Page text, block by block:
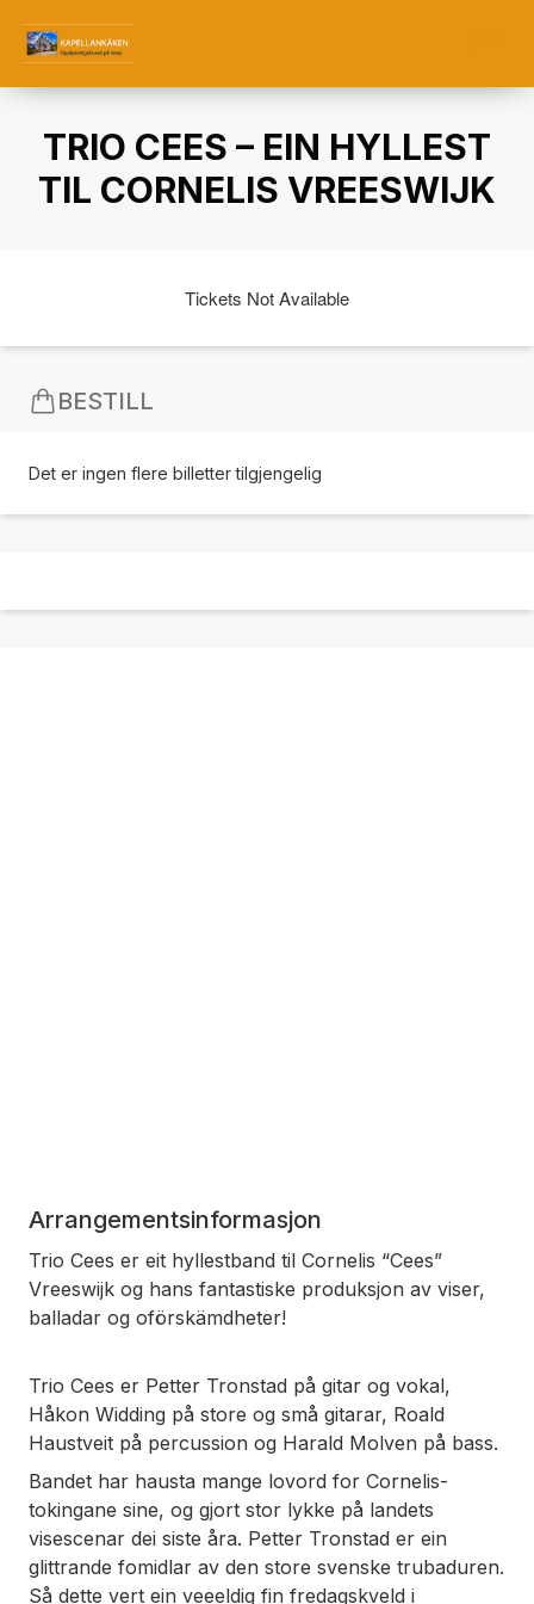
TRIO CEES – EIN HYLLEST
TIL CORNELIS VREESWIJK
Tickets Not Available
BESTILL
Det er ingen flere billetter tilgjengelig
Arrangementsinformasjon
Trio Cees er eit hyllestband til Cornelis “Cees”
Vreeswijk og hans fantastiske produksjon av viser,
balladar og oförskämdheter!
Trio Cees er Petter Tronstad på gitar og vokal,
Håkon Widding på store og små gitarar, Roald
Haustveit på percussion og Harald Molven på bass.
Bandet har hausta mange lovord for Cornelis-
tokingane sine, og gjort stor lykke på landets
visescenar dei siste åra. Petter Tronstad er ein
glittrande fomidlar av den store svenske trubaduren.
Så dette vert ein veeeldig fin fredagskveld i